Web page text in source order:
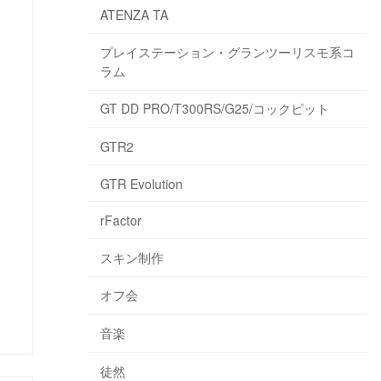
ATENZA TA
プレイステーション・グランツーリスモ系コ
ラム
GT DD PRO/T300RS/G25/コックピット
GTR2
GTR Evolution
rFactor
スキン制作
オフ会
音楽
徒然